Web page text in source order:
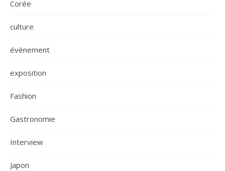
Corée
culture
évènement
exposition
Fashion
Gastronomie
Interview
Japon